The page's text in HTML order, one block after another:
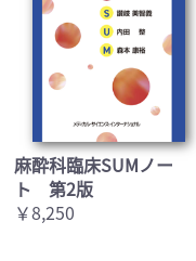
麻酔科臨床SUMノー
ト 第2版
￥8,250